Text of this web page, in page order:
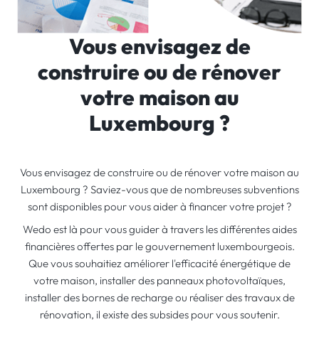
Vous envisagez de
construire ou de rénover
votre maison au
Luxembourg ?
Vous envisagez de construire ou de rénover votre maison au
Luxembourg ? Saviez-vous que de nombreuses subventions
sont disponibles pour vous aider à financer votre projet ?
Wedo est là pour vous guider à travers les différentes aides
financières offertes par le gouvernement luxembourgeois.
Que vous souhaitiez améliorer l'efficacité énergétique de
votre maison, installer des panneaux photovoltaïques,
installer des bornes de recharge ou réaliser des travaux de
rénovation, il existe des subsides pour vous soutenir.